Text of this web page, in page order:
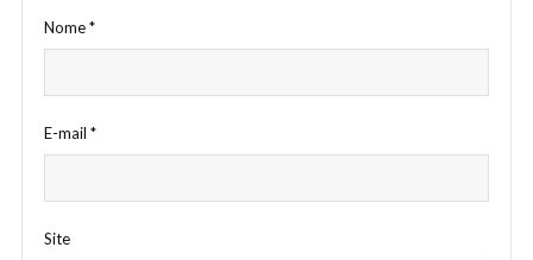
Nome*
E-mail *
Site